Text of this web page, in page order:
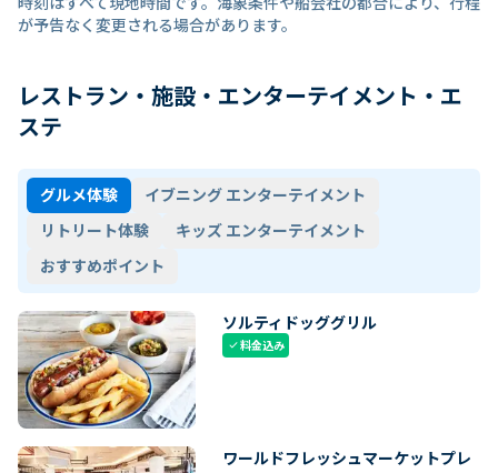
が予告なく変更される場合があります。
レストラン・施設・エンターテイメント・エ
ステ
グルメ体験
イブニング エンターテイメント
リトリート体験
キッズ エンターテイメント
おすすめポイント
ソルティドッググリル
check料金込み
ワールドフレッシュマーケットプレ